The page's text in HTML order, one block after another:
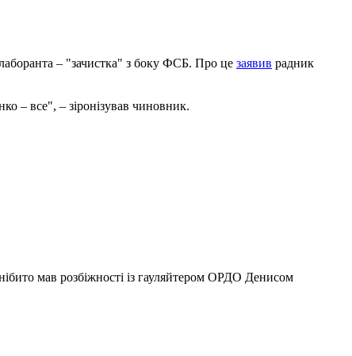
– "зачистка" з боку ФСБ. Про це заявив радник
– все", – зіронізував чиновник.
мав розбіжності із гауляйтером ОРДО Денисом